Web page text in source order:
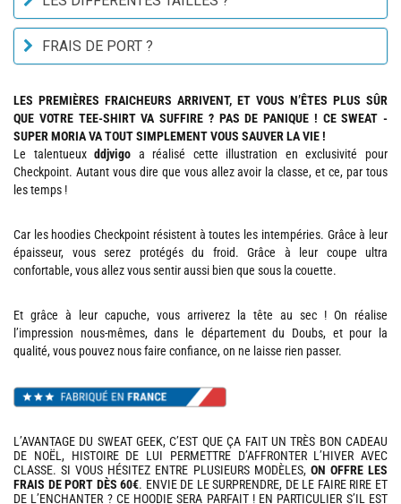
FRAIS DE PORT ?
LES PREMIÈRES FRAICHEURS ARRIVENT, ET VOUS N’ÊTES PLUS SÛR
QUE VOTRE TEE-SHIRT VA SUFFIRE ? PAS DE PANIQUE ! CE SWEAT -
SUPER MORIA VA TOUT SIMPLEMENT VOUS SAUVER LA VIE !
Le talentueuxddjvigo a réalisé cette illustration en exclusivité pour
Checkpoint. Autant vous dire que vous allez avoir la classe, et ce, par tous
les temps !
Car les hoodies Checkpoint résistent à toutes les intempéries. Grâce à leur
épaisseur, vous serez protégés du froid. Grâce à leur coupe ultra
confortable, vous allez vous sentir aussi bien que sous la couette.
Et grâce à leur capuche, vous arriverez la tête au sec ! On réalise
l’impression nous-mêmes, dans le département du Doubs, et pour la
qualité, vous pouvez nous faire confiance, on ne laisse rien passer.
L’AVANTAGE DU SWEAT GEEK, C’EST QUE ÇA FAIT UN TRÈS BON CADEAU
DE NOËL, HISTOIRE DE LUI PERMETTRE D’AFFRONTER L’HIVER AVEC
CLASSE. SI VOUS HÉSITEZ ENTRE PLUSIEURS MODÈLES, ON OFFRE LES
FRAIS DE PORT DÈS 60€. ENVIE DE LE SURPRENDRE, DE LE FAIRE RIRE ET
DE L’ENCHANTER ? CE HOODIE SERA PARFAIT ! EN PARTICULIER S’IL EST